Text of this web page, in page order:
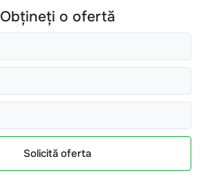
Obțineți o ofertă
Solicită oferta